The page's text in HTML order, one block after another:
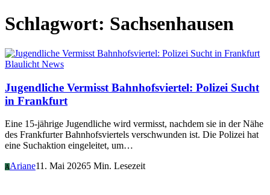
Schlagwort: Sachsenhausen
Blaulicht News
Jugendliche Vermisst Bahnhofsviertel: Polizei Sucht
in Frankfurt
Eine 15-jährige Jugendliche wird vermisst, nachdem sie in der Nähe
des Frankfurter Bahnhofsviertels verschwunden ist. Die Polizei hat
eine Suchaktion eingeleitet, um…
AAriane11. Mai 20265 Min. Lesezeit